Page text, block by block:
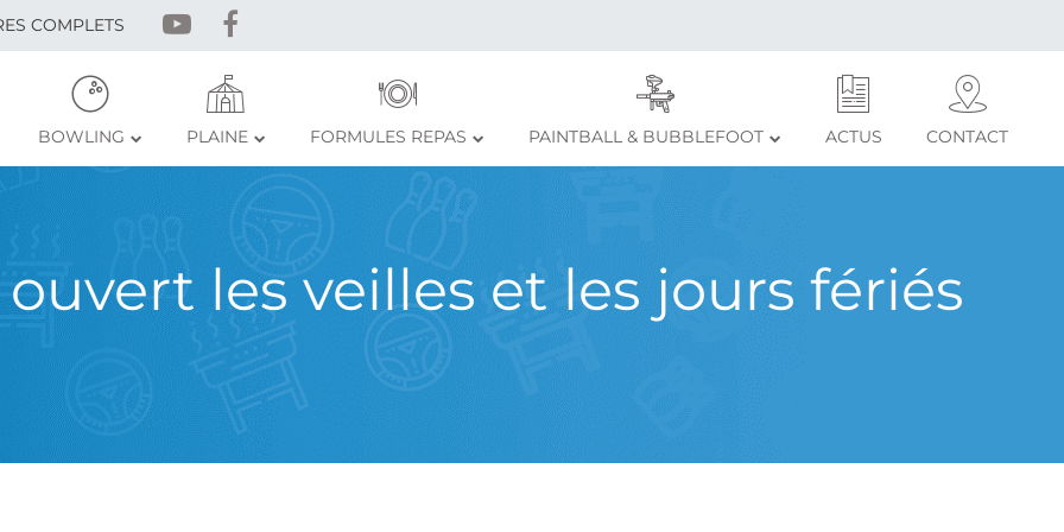
COMPLETS
BOWLING PLAINE FORMULES REPAS PAINTBALL & BUBBLEFOOT ACTUS CONTACT
les veilles et les jours fériés